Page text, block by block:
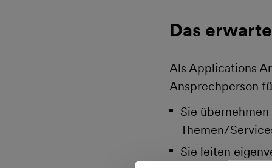
Das
Als Applications
Ansprechperson
Sie
Themen/
Sie leiten